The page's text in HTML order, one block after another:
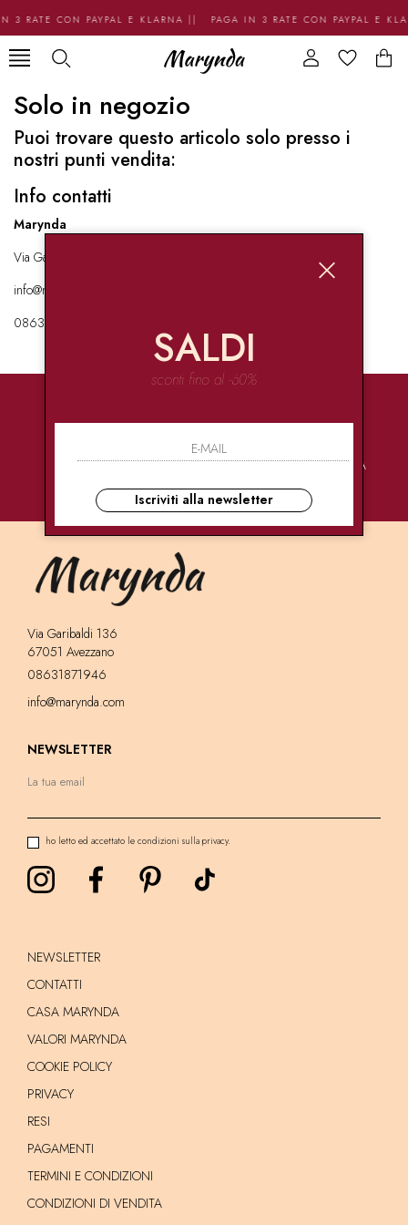
3 RATE CON PAYPAL E KLARNA || PAGA IN 3 RATE CON PAYPAL E
Solo in negozio
Puoi trovare questo articolo solo presso i
nostri punti vendita:
Info contatti
Marynda
Via Garibaldi 136 67051 Avezzano
info@marynda.com
08631871946
PAGAMENTI
CONSEGNE
ULTRA RAPIDE
ASSISTENZA
Via Garibaldi 136
67051 Avezzano
08631871946
info@marynda.com
NEWSLETTER
ho letto ed accettato le condizioni sulla privacy.
NEWSLETTER
CONTATTI
CASA MARYNDA
VALORI MARYNDA
COOKIE POLICY
PRIVACY
RESI
PAGAMENTI
TERMINI E CONDIZIONI
CONDIZIONI DI VENDITA
SALDI
sconti fino al -60%
Iscriviti alla newsletter